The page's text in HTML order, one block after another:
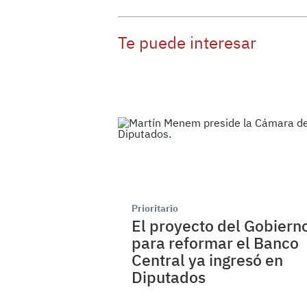
Te puede interesar
Prioritario
El proyecto del
para reformar el Banco
Central ya ingresó en
Diputados